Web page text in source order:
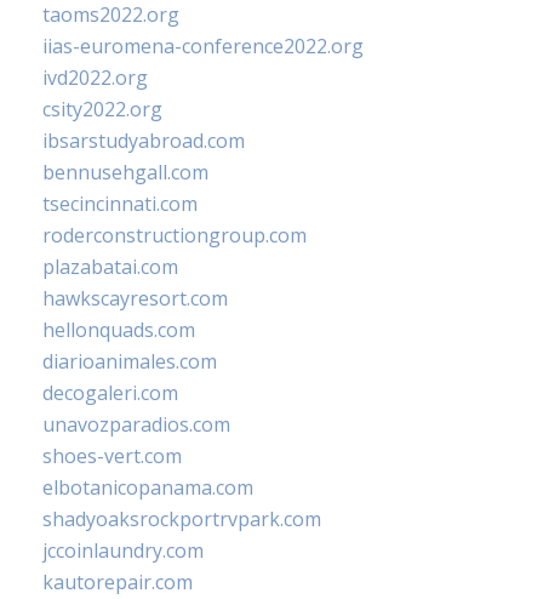
taoms2022.org
iias-euromena-conference2022.org
ivd2022.org
csity2022.org
ibsarstudyabroad.com
bennusehgall.com
tsecincinnati.com
roderconstructiongroup.com
plazabatai.com
hawkscayresort.com
hellonquads.com
diarioanimales.com
decogaleri.com
unavozparadios.com
shoes-vert.com
elbotanicopanama.com
shadyoaksrockportrvpark.com
jccoinlaundry.com
kautorepair.com